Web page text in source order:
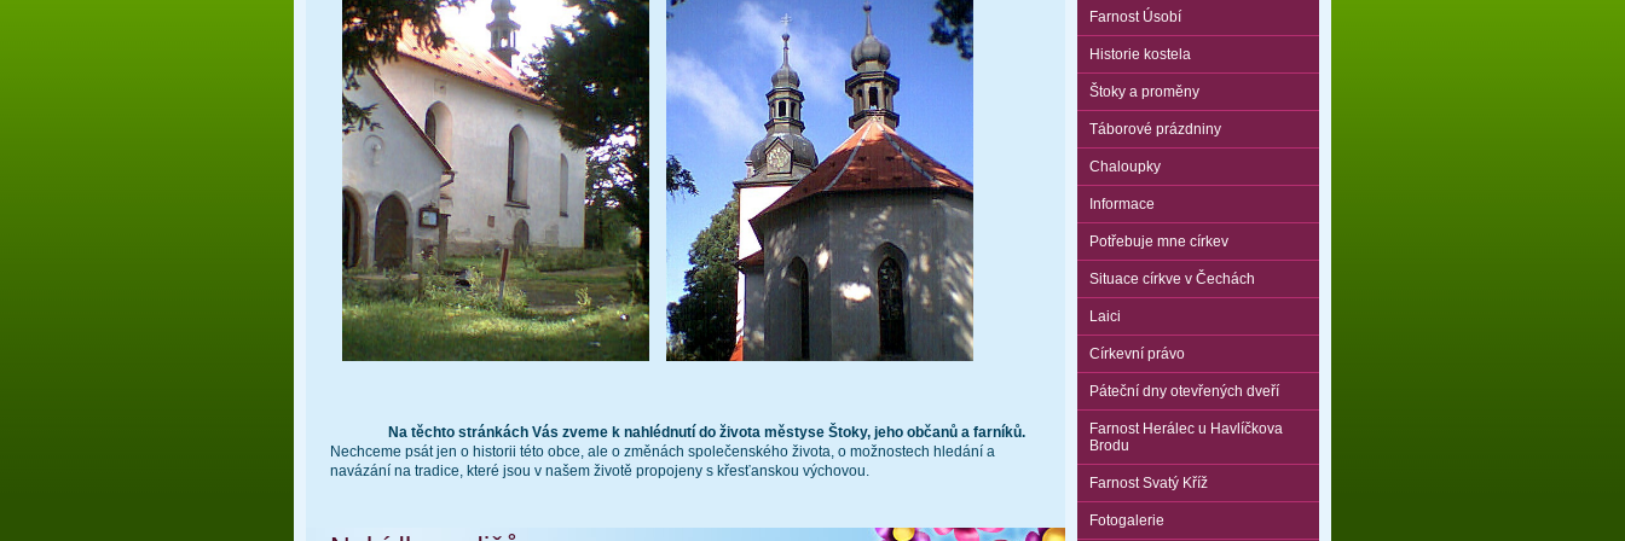
Na těchto stránkách Vás zveme k nahlédnutí do života městyse Štoky, jeho občanů a farníků.
Nechceme psát jen o historii této obce, ale o změnách společenského života, o možnostech hledání a
navázání na tradice, které jsou v našem životě propojeny s křesťanskou výchovou.
Farnost Úsobí
Historie kostela
Štoky a proměny
Táborové prázdniny
Chaloupky
Informace
Potřebuje mne církev
Situace církve v Čechách
Laici
Církevní právo
Páteční dny otevřených dveří
Farnost Herálec u Havlíčkova
Brodu
Farnost Svatý Kříž
Fotogalerie